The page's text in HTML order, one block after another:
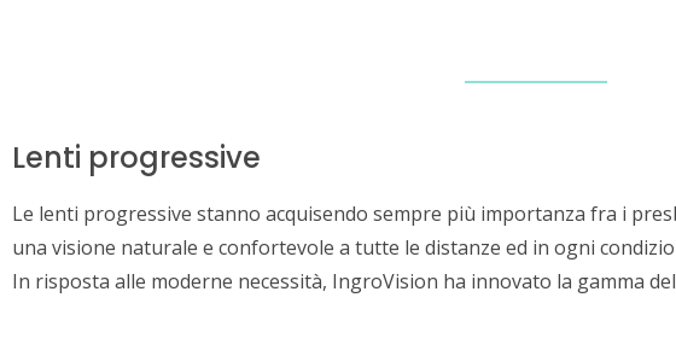
Lenti progressive
Le lenti progressive stanno acquisendo sempre più importanza fra i
una visione naturale e confortevole a tutte le distanze ed in ogni
In risposta alle moderne necessità, IngroVision ha innovato la gamma